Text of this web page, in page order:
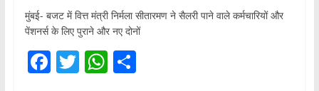
मुंबई- बजट में वित्त मंत्री निर्मला सीतारमण ने सैलरी पाने वाले कर्मचारियों और
पेंशनर्स के लिए पुराने और नए दोनों
F T W S